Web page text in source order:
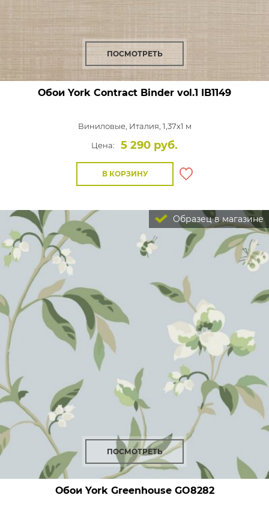
ПОСМОТРЕТЬ
Обои York Contract Binder vol.1 IB1149
Виниловые, Италия, 1,37x1 м
Цена:
5 290 руб.
В КОРЗИНУ
Образец в магазине
ПОСМОТРЕТЬ
Обои York GreenhouseGO8282